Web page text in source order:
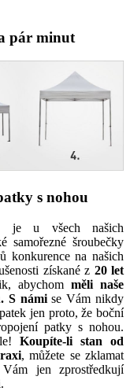
pár minut
s nohou
je u všech našich
samořezné šroubečky
konkurence na našich
získané z 20 let
abychom měli naše
S námise Vám nikdy
jen proto, že boční
patky s nohou.
Koupíte-li stan od
, můžete se zklamat
jen zprostředkují